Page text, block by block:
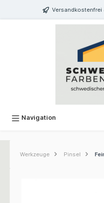
springen Versandkostenfrei
Navigation
Werkzeuge Pinsel